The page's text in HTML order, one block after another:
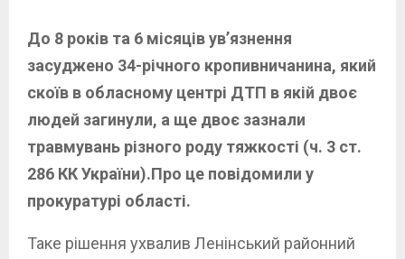
До 8 років та 6 місяців ув’язнення
засуджено 34-річного кропивничанина, який
скоїв в обласному центрі ДТП в якій двоє
людей загинули, а ще двоє зазнали
травмувань різного роду тяжкості (ч. 3 ст.
286 КК України).Про це повідомили у
прокуратурі області.
Таке рішення ухвалив Ленінський районний